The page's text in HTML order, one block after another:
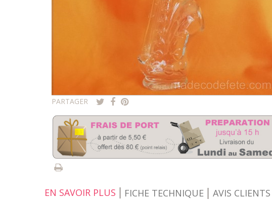
PARTAGER
EN SAVOIR PLUS FICHE TECHNIQUE AVIS CLIENTS